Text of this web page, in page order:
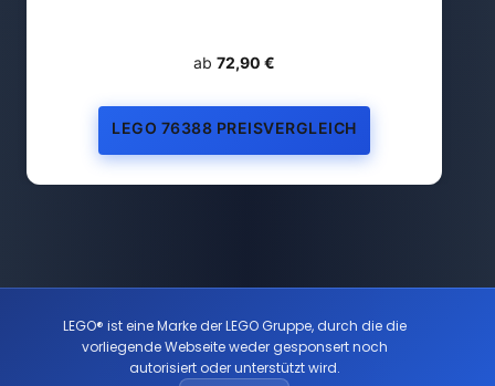
ab 72,90 €
LEGO 76388 PREISVERGLEICH
LEGO® ist eine Marke der LEGO Gruppe, durch die die
vorliegende Webseite weder gesponsert noch
autorisiert oder unterstützt wird.